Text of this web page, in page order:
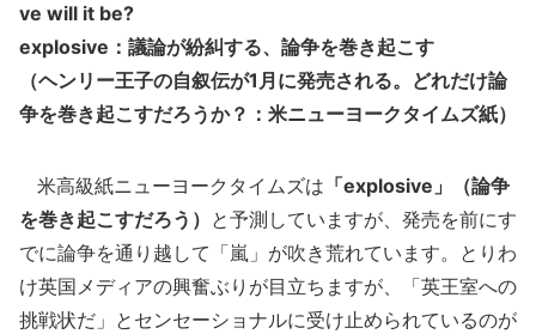
ve will it be?
explosive：議論が紛糾する、論争を巻き起こす
（ヘンリー王子の自叙伝が1月に発売される。どれだけ論
争を巻き起こすだろうか？：米ニューヨークタイムズ紙）
米高級紙ニューヨークタイムズは 「explosive」（論争
を巻き起こすだろう） と予測していますが、発売を前にす
でに論争を通り越して「嵐」が吹き荒れています。とりわ
け英国メディアの興奮ぶりが目立ちますが、「英王室への
挑戦状だ」とセンセーショナルに受け止められているのが